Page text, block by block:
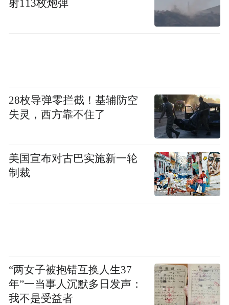
全球疫情是导致股价爆发的导火索。
成长点，迎合了二级市场借力炒作的需求。
其实，在山东经济的实际发展中，我们乐于
看到这样敢于开拓并敏锐捕捉市场先机的企
业，也希望更多企业通过产业布局更好地走
助企业尽快成为世界级行业龙头企业。
等等这些问题，不是股价上涨所能解决的，
射113枚炮弹
28枚导弹零拦截！基辅防空
失灵，西方靠不住了
美国宣布对古巴实施新一轮
制裁
“两女子被抱错互换人生37
年”一当事人沉默多日发声：
我不是受益者